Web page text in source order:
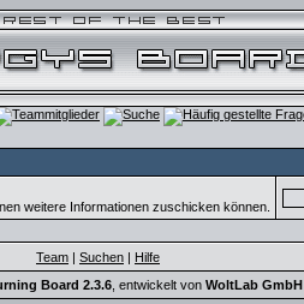
weitere Informationen zuschicken können.
Team | Suchen | Hilfe
Board 2.3.6 , entwickelt von WoltLab GmbH